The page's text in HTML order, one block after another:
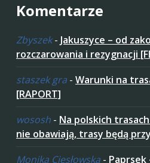
Komentarze
Zbyszek- Jakuszyce – od
rozczarowania i rezygnacji
staszek gra - Warunki na
[RAPORT]
wososh - Na polskich
nie obawiają, trasy będą
Monika Ciesłowska - Paprsek